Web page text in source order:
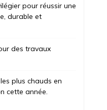
pour réussir une
durable et
des travaux
plus chauds en
cette année.